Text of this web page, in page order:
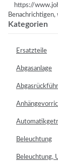
https://
Kategorien
Ersatzteile
Abgasanlage
Beleuchtung
Beleuchtung,